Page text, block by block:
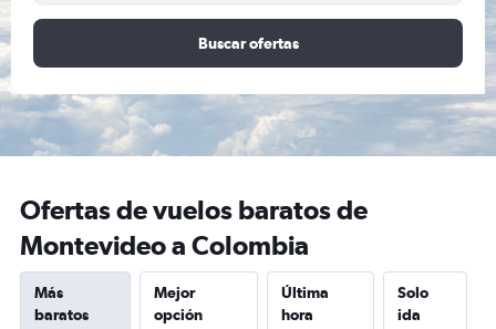
Buscar ofertas
Ofertas de vuelos baratos de
Montevideo a Colombia
Más
baratos
Mejor
opción
Última
hora
Solo
ida